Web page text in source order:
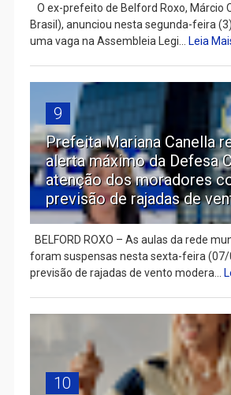
O ex-prefeito de Belford Roxo, Márcio
Brasil), anunciou nesta segunda-feira
uma vaga na Assembleia Legi... Leia
9
Prefeita Mariana Canella
alerta máximo da Defesa
atenção dos moradores
previsão de rajadas de
BELFORD ROXO – As aulas da rede
foram suspensas nesta sexta-feira (07/
previsão de rajadas de vento modera...
10